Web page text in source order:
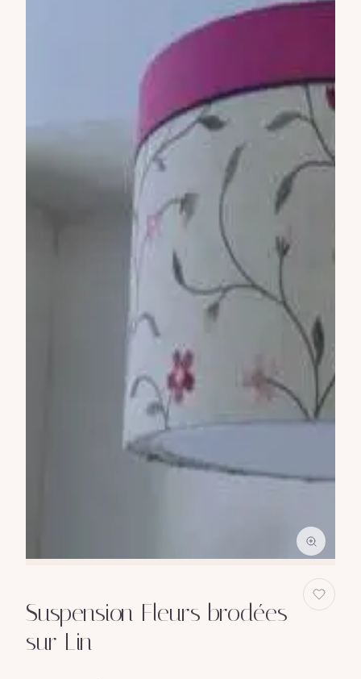
Suspension Fleurs brodées
sur Lin